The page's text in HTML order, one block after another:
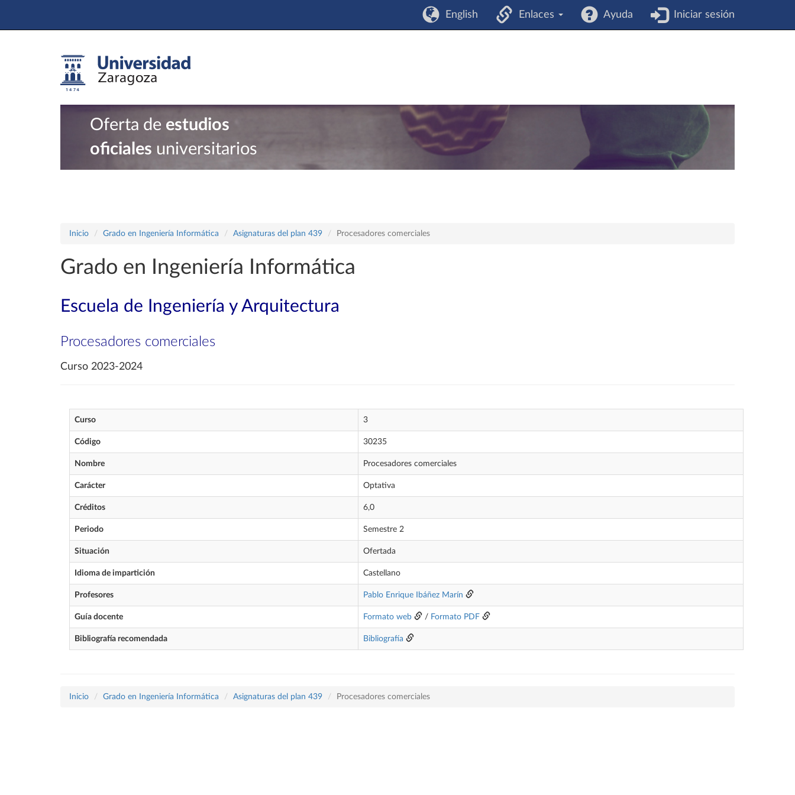
English Enlaces Ayuda Iniciar sesión
Oferta de estudios
oficiales universitarios
Inicio Grado en Ingeniería Informática Asignaturas del plan 439 Procesadores comerciales
Grado en Ingeniería Informática
Escuela de Ingeniería y Arquitectura
Procesadores comerciales
Curso 2023-2024
Curso 3
Código 30235
Nombre Procesadores comerciales
Carácter Optativa
Créditos 6,0
Periodo Semestre 2
Situación Ofertada
Idioma de impartición Castellano
Profesores Pablo Enrique Ibáñez Marín
Guía docente Formato web / Formato PDF
Bibliografía recomendada Bibliografía
Inicio Grado en Ingeniería Informática Asignaturas del plan 439 Procesadores comerciales